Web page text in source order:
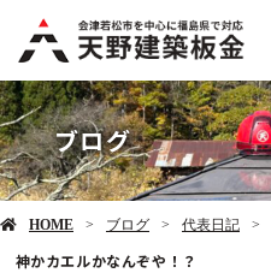
ブログ
HOME ブログ 代表日記
神かカエルかなんぞや！？